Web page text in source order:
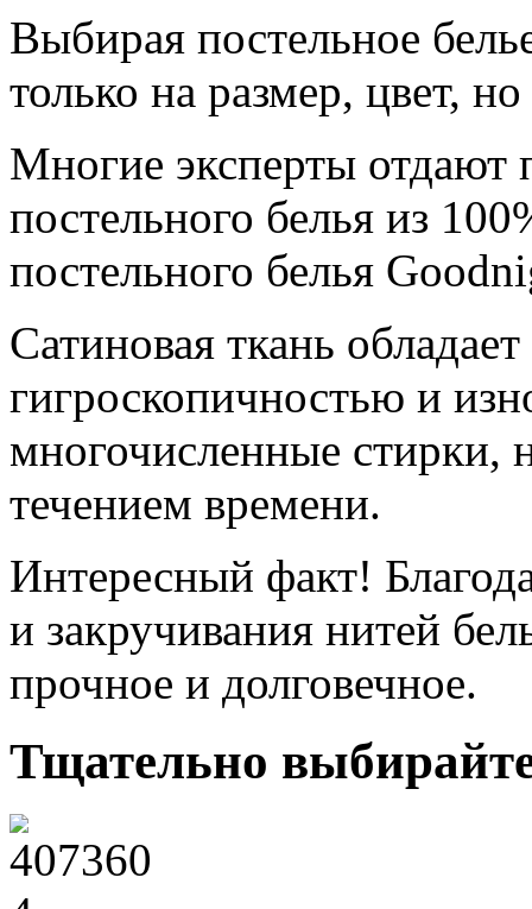
Выбирая постельное
только на размер, цвет,
Многие эксперты отдают
постельного белья из
постельного белья
Сатиновая ткань
гигроскопичностью и
многочисленные стирки,
течением времени.
Интересный факт!
и закручивания нитей
прочное и долговечное.
Тщательно